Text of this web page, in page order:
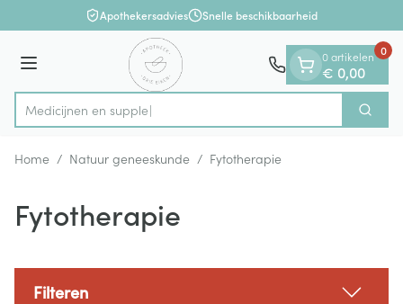
Ga naar de inhoudApothekersadvies Snelle beschikbaarheid
Menu
Product, merk, categorie...
Me Zoek
0 artikelen
€ 0,00
0
Home / Natuur geneeskunde / Fytotherapie
Fytotherapie
Filteren